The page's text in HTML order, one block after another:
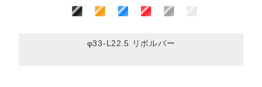
φ33-L22.5 リボルバー